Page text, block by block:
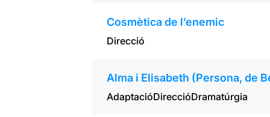
Cosmètica de l’enemic
Direcció
Alma i Elisabeth (Persona, de
AdaptacióDireccióDramatúrgia